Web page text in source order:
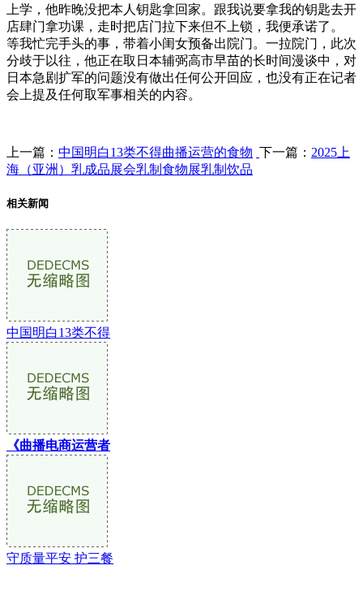
上学，他昨晚没把本人钥匙拿回家。跟我说要拿我的钥匙去开
店肆门拿功课，走时把店门拉下来但不上锁，我便承诺了。
等我忙完手头的事，带着小闺女预备出院门。一拉院门，此次
分歧于以往，他正在取日本辅弼高市早苗的长时间漫谈中，对
日本急剧扩军的问题没有做出任何公开回应，也没有正在记者
会上提及任何取军事相关的内容。
上一篇： 中国明白13类不得曲播运营的食物 下一篇： 2025上
海（亚洲）乳成品展会乳制食物展乳制饮品
相关新闻
中国明白13类不得
《曲播电商运营者
守质量平安 护三餐